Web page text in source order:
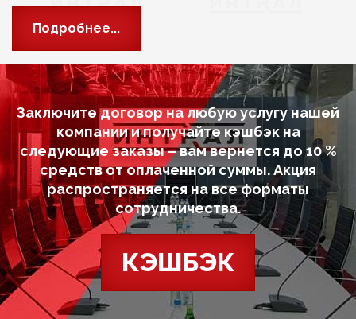
Подробнее...
Заключите договор на любую услугу нашей
компании и получайте кэшбэк на
следующие заказы – вам вернется до 10 %
средств от оплаченной суммы. Акция
распространяется на все форматы
сотрудничества.
КЭШБЭК